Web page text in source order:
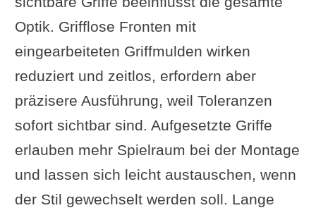
Optik. Grifflose Fronten mit
eingearbeiteten Griffmulden wirken
reduziert und zeitlos, erfordern aber
präzisere Ausführung, weil Toleranzen
sofort sichtbar sind. Aufgesetzte Griffe
erlauben mehr Spielraum bei der Montage
und lassen sich leicht austauschen, wenn
der Stil gewechselt werden soll. Lange